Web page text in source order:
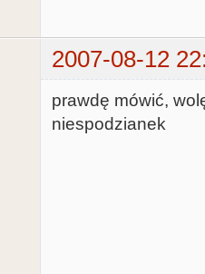
2007-08-12
prawdę mówić,
niespodzianek